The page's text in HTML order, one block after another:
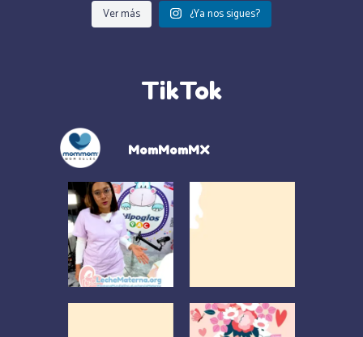
Ver más ¿Ya nos sigues?
TikTok
MomMomMX